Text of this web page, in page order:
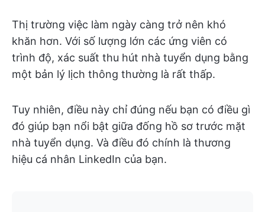
Thị trường việc làm ngày càng trở nên khó
khăn hơn. Với số lượng lớn các ứng viên có
trình độ, xác suất thu hút nhà tuyển dụng bằng
một bản lý lịch thông thường là rất thấp.
Tuy nhiên, điều này chỉ đúng nếu bạn có điều gì
đó giúp bạn nổi bật giữa đống hồ sơ trước mặt
nhà tuyển dụng. Và điều đó chính là thương
hiệu cá nhân LinkedIn của bạn.